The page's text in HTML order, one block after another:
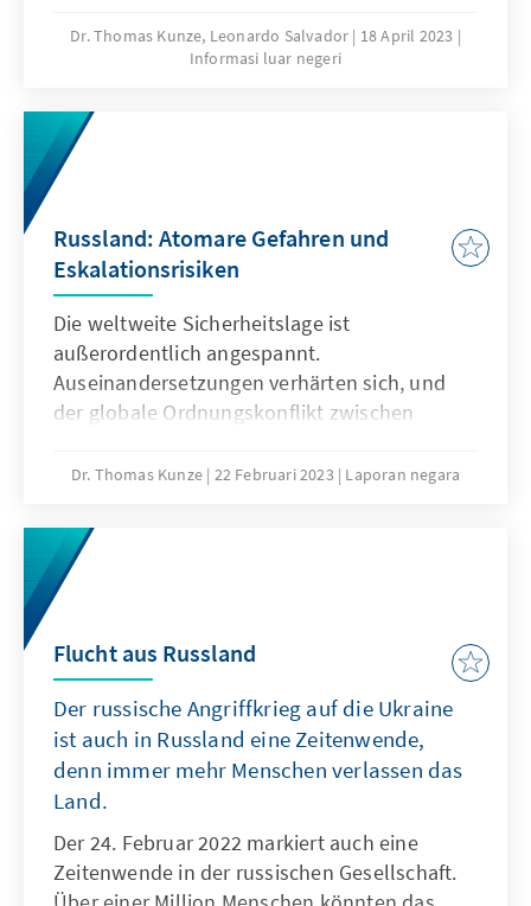
Land gleichzeitig eines natürlichen Schutzes
gegen ­militärische Angriffe. Die Folge: Die
vollem Gange.
Dr. Thomas Kunze, Leonardo Salvador
18 April 2023
Informasi luar negeri
Russland: Atomare Gefahren und
Eskalationsrisiken
Die weltweite Sicherheitslage ist
außerordentlich angespannt.
Auseinandersetzungen verhärten sich, und
der globale Ordnungskonflikt zwischen
Systemen spitzt sich zu. Der Krieg in der
ehemaligen Sowjetrepubliken, sondern eine
Systemauseinandersetzung. Über die
Einschätzung der Eskalationsrisiken wird
Guterres sagt vor der UN-Vollversammlung in
New York: „Ich befürchte, die Welt
schlafwandelt nicht in einen größeren Krieg
hinein - ich befürchte, sie tut dies mit weit
geöffneten Augen“. In einer Rede vor beiden
Kammern des russischen Parlaments blieb
hinter den Erwartungen von russischen
Hardlinern, die ein noch brutaleren Krieg in
Dr. Thomas Kunze 22 Februari 2023 Laporan negara
Flucht aus Russland
Der russische Angriffkrieg auf die Ukraine
ist auch in Russland eine Zeitenwende,
denn immer mehr Menschen verlassen das
Land.
Der 24. Februar 2022 markiert auch eine
Zeitenwende in der russischen Gesellschaft.